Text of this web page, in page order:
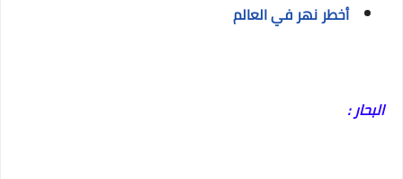
أخطر نهر في العالم
البحار :